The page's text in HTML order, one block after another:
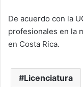
De acuerdo con la
profesionales en la
en Costa Rica.
Licenciatura